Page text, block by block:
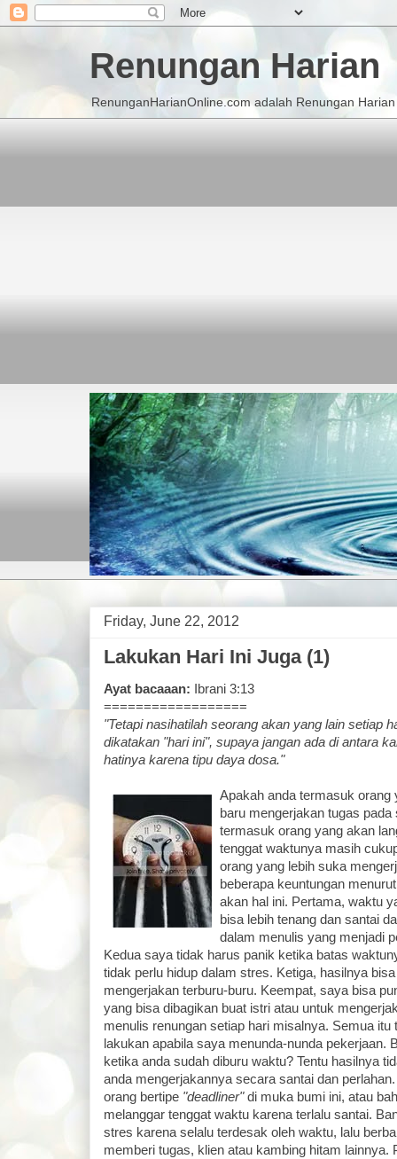
Renungan Harian
RenunganHarianOnline.com adalah Renungan
Friday, June 22, 2012
Lakukan Hari Ini Juga (1)
Ayat bacaaan: Ibrani 3:13
==================
"Tetapi nasihatilah seorang akan yang lain setiap
dikatakan "hari ini", supaya jangan ada di antara
hatinya karena tipu daya dosa."
Apakah anda termasuk orang
baru mengerjakan tugas
termasuk orang yang akan
tenggat waktunya masih
orang yang lebih suka
beberapa keuntungan
akan hal ini. Pertama, waktu
bisa lebih tenang dan santai
dalam menulis yang menjadi
Kedua saya tidak harus panik ketika batas
tidak perlu hidup dalam stres. Ketiga, hasilnya
mengerjakan terburu-buru. Keempat, saya bisa
yang bisa dibagikan buat istri atau untuk
menulis renungan setiap hari misalnya. Semua itu
lakukan apabila saya menunda-nunda pekerjaan.
ketika anda sudah diburu waktu? Tentu hasilnya
anda mengerjakannya secara santai dan
orang bertipe "deadliner"di muka bumi ini, atau
melanggar tenggat waktu karena terlalu santai.
stres karena selalu terdesak oleh waktu, lalu
memberi tugas, klien atau kambing hitam lainnya.